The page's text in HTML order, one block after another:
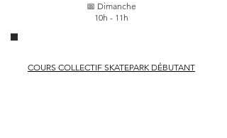
📅 Dimanche
10h - 11h
COURS COLLECTIF SKATEPARK DÉBUTANT